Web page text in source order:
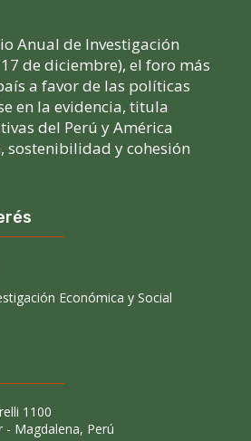
Anual de Investigación
17 de diciembre), el foro más
a favor de las políticas
en la evidencia, titula
del Perú y América
sostenibilidad y cohesión
Económica y Social
1100
- Magdalena, Perú